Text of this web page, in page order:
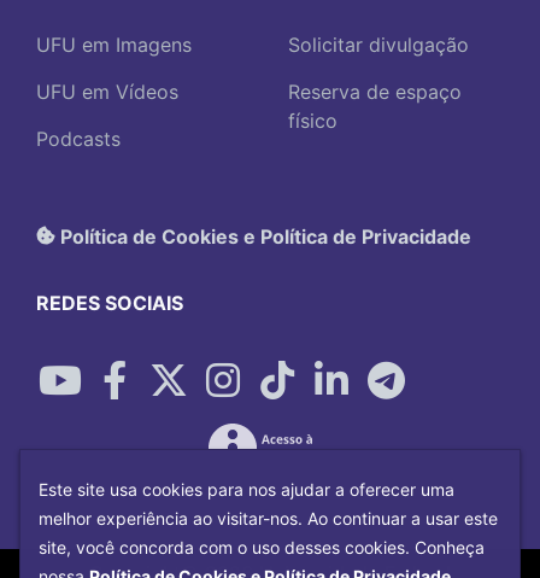
UFU em Imagens
UFU em Vídeos
Podcasts
Solicitar divulgação
Reserva de espaço
físico
Política de Cookies e Política de Privacidade
REDES SOCIAIS
Este site usa cookies para nos ajudar a oferecer uma
melhor experiência ao visitar-nos. Ao continuar a usar este
site, você concorda com o uso desses cookies. Conheça